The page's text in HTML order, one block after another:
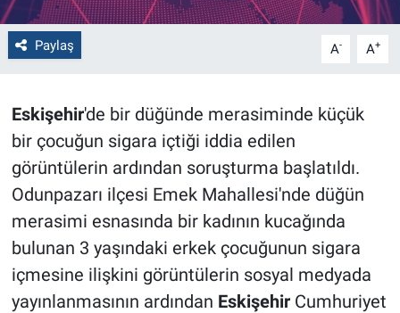
Paylaş A- A+
Eskişehir'de bir düğünde merasiminde küçük
bir çocuğun sigara içtiği iddia edilen
görüntülerin ardından soruşturma başlatıldı.
Odunpazarı ilçesi Emek Mahallesi'nde düğün
merasimi esnasında bir kadının kucağında
bulunan 3 yaşındaki erkek çocuğunun sigara
içmesine ilişkini görüntülerin sosyal medyada
yayınlanmasının ardından EskişehirCumhuriyet
Genel
Çevre
Magazin
Bilim ve Teknoloji